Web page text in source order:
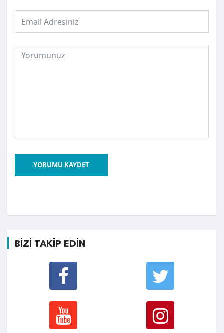
YORUMU KAYDET
BİZİ TAKİP EDİN